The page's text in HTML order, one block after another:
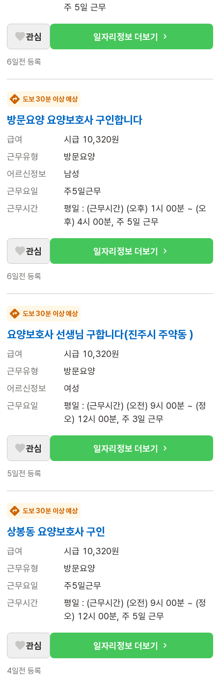
주 5일 근무
관심 일자리정보 더보기
6일전 등록
도보 30분 이상 예상
방문요양 요양보호사 구인합니다
급여
시급 10,320원
근무유형
방문요양
어르신정보
남성
근무요일
주5일근무
근무시간
평일 : (근무시간) (오후) 1시 00분 ~ (오
후) 4시 00분, 주 5일 근무
관심 일자리정보 더보기
6일전 등록
도보 30분 이상 예상
요양보호사 선생님 구합니다(진주시 주약동 )
급여
시급 10,320원
근무유형
방문요양
어르신정보
여성
근무요일
평일 : (근무시간) (오전) 9시 00분 ~ (정
오) 12시 00분, 주 3일 근무
관심 일자리정보 더보기
5일전 등록
도보 30분 이상 예상
상봉동 요양보호사 구인
급여
시급 10,320원
근무유형
방문요양
근무요일
주5일근무
근무시간
평일 : (근무시간) (오전) 9시 00분 ~ (정
오) 12시 00분, 주 5일 근무
관심 일자리정보 더보기
4일전 등록